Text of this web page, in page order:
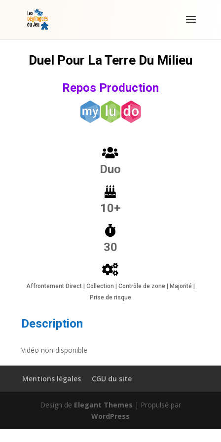
Duel Pour La Terre Du Milieu
Repos Production
Duo
10+
30
Affrontement Direct | Collection | Contrôle de zone | Majorité |
Prise de risque
Description
Vidéo non disponible
Mentions légales CGU du site
Design de Elegant Themes | Propulsé par
WordPress